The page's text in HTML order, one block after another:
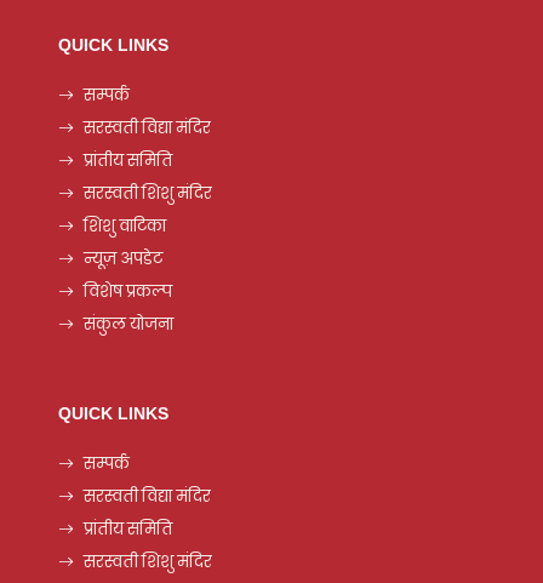
QUICK LINKS
सम्पर्क
सरस्वती विद्या मंदिर
प्रांतीय समिति
सरस्वती शिशु मंदिर
शिशु वाटिका
न्यूज़ अपडेट
विशेष प्रकल्प
संकुल योजना
QUICK LINKS
सम्पर्क
सरस्वती विद्या मंदिर
प्रांतीय समिति
सरस्वती शिशु मंदिर